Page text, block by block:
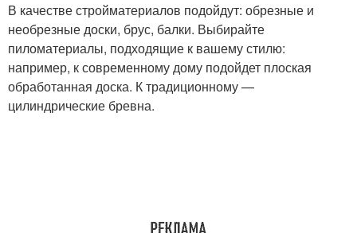
В качестве стройматериалов подойдут: обрезные и
необрезные доски, брус, балки. Выбирайте
пиломатериалы, подходящие к вашему стилю:
например, к современному дому подойдет плоская
обработанная доска. К традиционному —
цилиндрические бревна.